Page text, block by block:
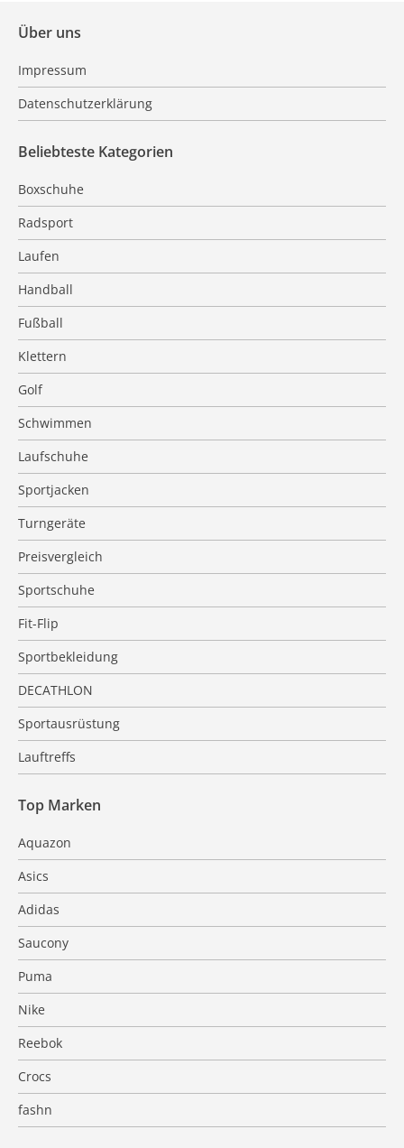
Über uns
Impressum
Datenschutzerklärung
Beliebteste Kategorien
Boxschuhe
Radsport
Laufen
Handball
Fußball
Klettern
Golf
Schwimmen
Laufschuhe
Sportjacken
Turngeräte
Preisvergleich
Sportschuhe
Fit-Flip
Sportbekleidung
DECATHLON
Sportausrüstung
Lauftreffs
Top Marken
Aquazon
Asics
Adidas
Saucony
Puma
Nike
Reebok
Crocs
fashn